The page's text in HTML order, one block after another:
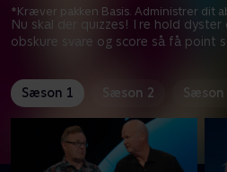
Nu skal der quizzes! Tre hold dyster
obskure svare og score så få point
*Kræver pakken Basis. Administrer dit
Sæson 1 Sæson 2 Sæson